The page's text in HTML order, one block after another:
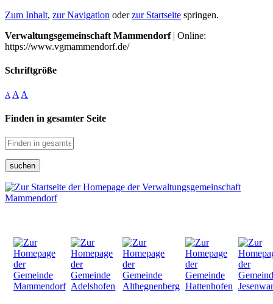
Zum Inhalt, zur Navigation oderzur Startseite springen.
Verwaltungsgemeinschaft Mammendorf| Online:
https://www.vgmammendorf.de/
Schriftgröße
A A A
Finden in gesamter Seite
suchen